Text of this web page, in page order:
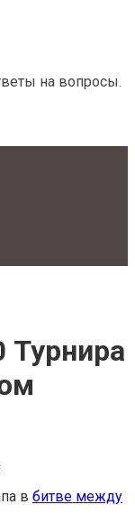
на вопросы.
Турнира
в битве между